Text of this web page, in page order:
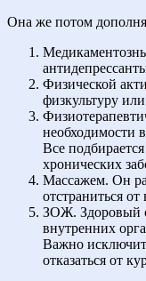
Она же потом
Физической
физкультуру
необходимости
Все
хронических
Массажем. Он
отстраниться от
ЗОЖ. Здоровый
внутренних
Важно
отказаться от